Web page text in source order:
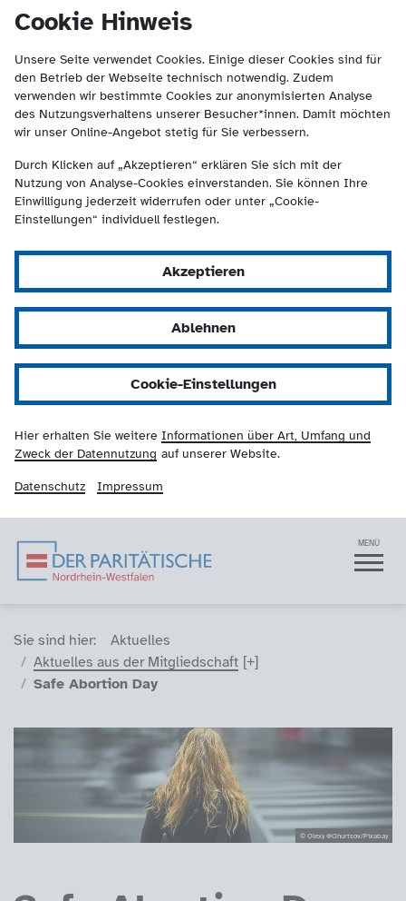
Cookie Hinweis
Unsere Seite verwendet Cookies. Einige dieser Cookies sind für
den Betrieb der Webseite technisch notwendig. Zudem
verwenden wir bestimmte Cookies zur anonymisierten Analyse
des Nutzungsverhaltens unserer Besucher*innen. Damit möchten
wir unser Online-Angebot stetig für Sie verbessern.
Durch Klicken auf „Akzeptieren“ erklären Sie sich mit der
Nutzung von Analyse-Cookies einverstanden. Sie können Ihre
Einwilligung jederzeit widerrufen oder unter „Cookie-
Einstellungen“ individuell festlegen.
Akzeptieren
Ablehnen
Cookie-Einstellungen
Hier erhalten Sie weitere Informationen über Art, Umfang und
Zweck der Datennutzung auf unserer Website.
Datenschutz Impressum
Der Paritätische NRW
springen
(Kontakt und Suche) springen.
Navigation MENÜ
Sie sind hier (Breadcrumb)
Sie sind hier:
Aktuelles
Aktuelles aus der Mitgliedschaft
Safe Abortion Day
© Olexy @Ohurtsov/Pixabay